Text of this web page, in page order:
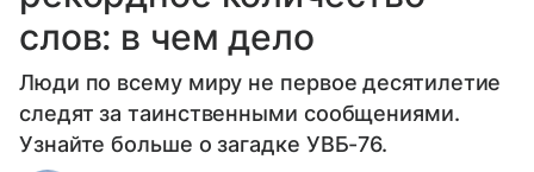
слов: в чем дело
Люди по всему миру не первое десятилетие
следят за таинственными сообщениями.
Узнайте больше о загадке УВБ-76.